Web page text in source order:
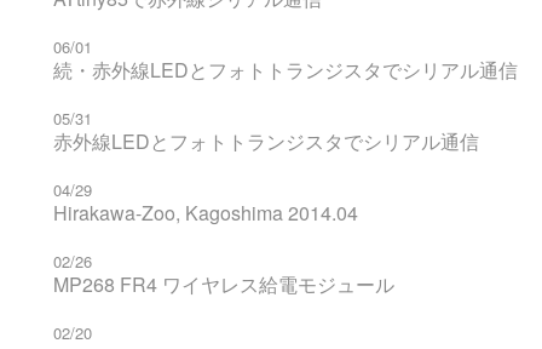
06/01
続・赤外線LEDとフォトトランジスタでシリアル通信
05/31
赤外線LEDとフォトトランジスタでシリアル通信
04/29
Hirakawa-Zoo, Kagoshima 2014.04
02/26
MP268 FR4 ワイヤレス給電モジュール
02/20